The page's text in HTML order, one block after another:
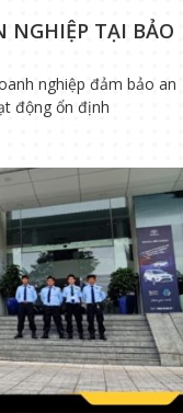
NGHIỆP TẠI BẢO
nghiệp đảm bảo an
động ổn định